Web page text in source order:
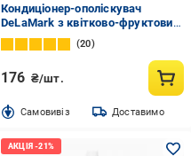
Кондиціонер-ополіскувач
DeLaMark з квітково-фруктовим
ароматом і нотками амбри 0,75
л
20
176 ₴/шт.
Cамовивіз Доставимо